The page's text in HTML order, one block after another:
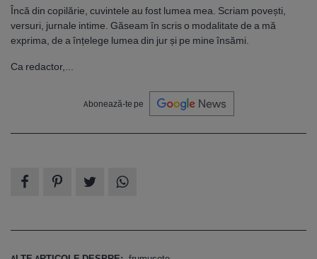
Încă din copilărie, cuvintele au fost lumea mea. Scriam povești,
versuri, jurnale intime. Găseam în scris o modalitate de a mă
exprima, de a înțelege lumea din jur și pe mine însămi.
Ca redactor,...
Abonează-te pe